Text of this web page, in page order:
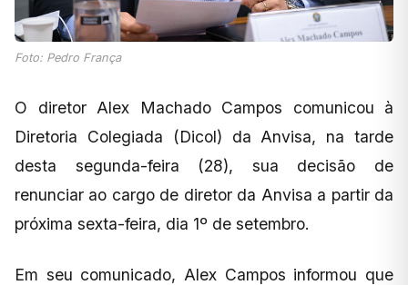
Foto: Pedro França
O diretor Alex Machado Campos comunicou à
Diretoria Colegiada (Dicol) da Anvisa, na tarde
desta segunda-feira (28), sua decisão de
renunciar ao cargo de diretor da Anvisa a partir da
próxima sexta-feira, dia 1º de setembro.
Em seu comunicado, Alex Campos informou que